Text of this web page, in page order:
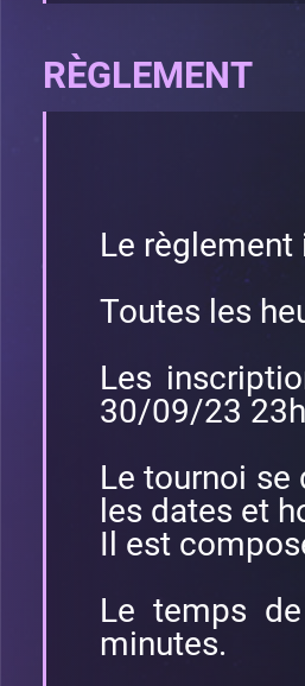
RÈGLEMENT
Le règlement
Toutes les
Les
30/09/23
Le tournoi
les dates et
Il est
Le temps
minutes.